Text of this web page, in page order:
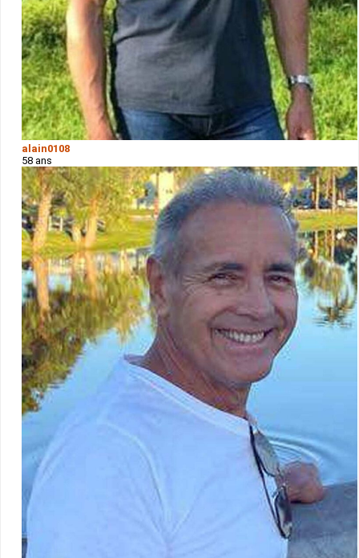
alain0108
58 ans